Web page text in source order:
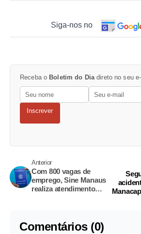
Siga-nos no
Receba o Boletim do Dia direto no seu
Inscrever
Anterior
Com 800 vagas de
emprego, Sine Manaus
realiza atendimento
Comentários (0)